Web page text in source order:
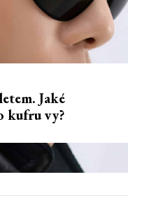
Jaké
kufru vy?